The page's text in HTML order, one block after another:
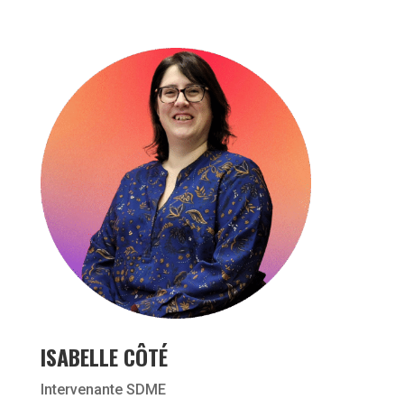
ISABELLE CÔTÉ
Intervenante SDME